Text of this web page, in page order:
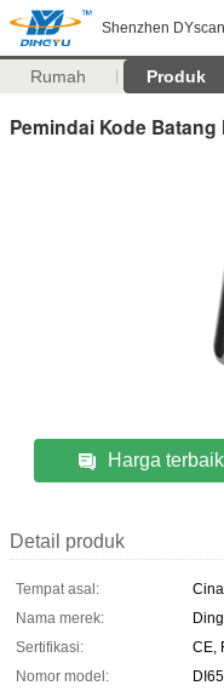
Shenzhen
Rumah Produk
Pemindai Kode
Harga terbaik
Detail produk
Tempat asal:
Cina
Nama merek:
Sertifikasi:
CE,
Nomor model: